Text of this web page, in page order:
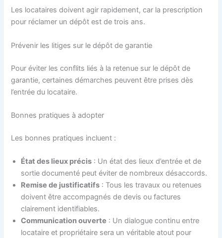
Les locataires doivent agir rapidement, car la prescription
pour réclamer un dépôt est de trois ans.
Prévenir les litiges sur le dépôt de garantie
Pour éviter les conflits liés à la retenue sur le dépôt de
garantie, certaines démarches peuvent être prises dès
l’entrée du locataire.
Bonnes pratiques à adopter
Les bonnes pratiques incluent :
État des lieux précis : Un état des lieux d’entrée et de
sortie documenté peut éviter de nombreux désaccords.
Remise de justificatifs : Tous les travaux ou retenues
doivent être accompagnés de devis ou factures
clairement identifiables.
Communication ouverte : Un dialogue continu entre
locataire et propriétaire sera un véritable atout pour